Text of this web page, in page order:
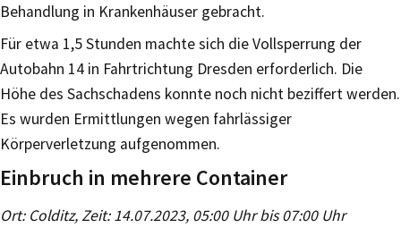
Behandlung in Krankenhäuser gebracht.
Für etwa 1,5 Stunden machte sich die Vollsperrung der
Autobahn 14 in Fahrtrichtung Dresden erforderlich. Die
Höhe des Sachschadens konnte noch nicht beziffert werden.
Es wurden Ermittlungen wegen fahrlässiger
Körperverletzung aufgenommen.
Einbruch in mehrere Container
Ort: Colditz, Zeit: 14.07.2023, 05:00 Uhr bis 07:00 Uhr